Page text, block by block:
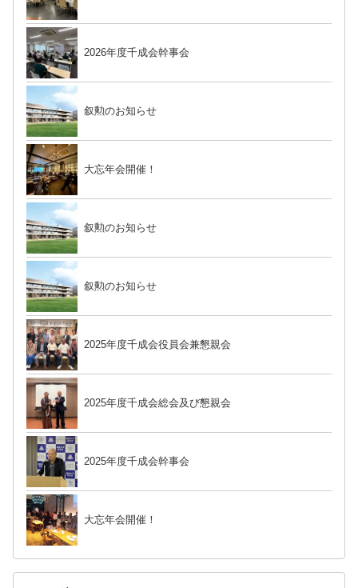
2026年度千成会幹事会
叙勲のお知らせ
大忘年会開催！
叙勲のお知らせ
叙勲のお知らせ
2025年度千成会役員会兼懇親会
2025年度千成会総会及び懇親会
2025年度千成会幹事会
大忘年会開催！